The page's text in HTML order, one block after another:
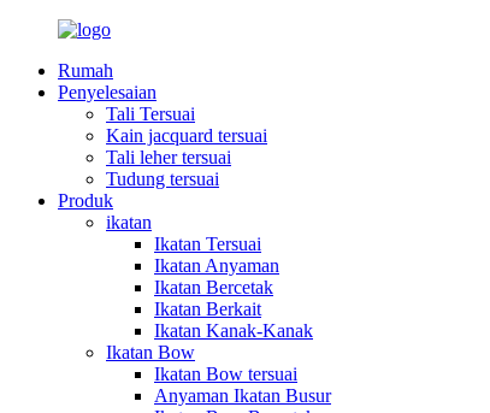
Rumah
Penyelesaian
Tali Tersuai
Kain jacquard tersuai
Tali leher tersuai
Tudung tersuai
Produk
ikatan
Ikatan Tersuai
Ikatan Anyaman
Ikatan Bercetak
Ikatan Berkait
Ikatan Kanak-Kanak
Ikatan Bow
Ikatan Bow tersuai
Anyaman Ikatan Busur